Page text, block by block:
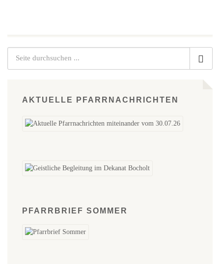
AKTUELLE PFARRNACHRICHTEN
PFARRBRIEF SOMMER